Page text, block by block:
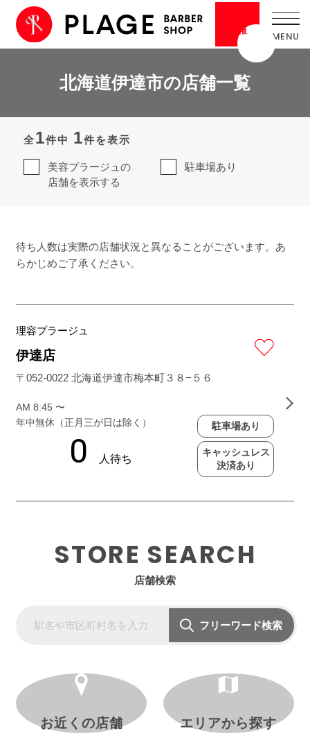
情報
北海道伊達市の店舗一覧
全1件中 1件を表示
美容プラージュの
店舗を表示する
駐車場あり
待ち人数は実際の店舗状況と異なることがございます。あ
らかじめご了承ください。
理容プラージュ
伊達店
〒052-0022 北海道伊達市梅本町３８−５６
AM 8:45 〜
年中無休（正月三が日は除く）
駐車場あり
キャッシュレス
決済あり
STORE SEARCH
店舗検索
フリーワード検索
お近くの店舗 エリアから探す